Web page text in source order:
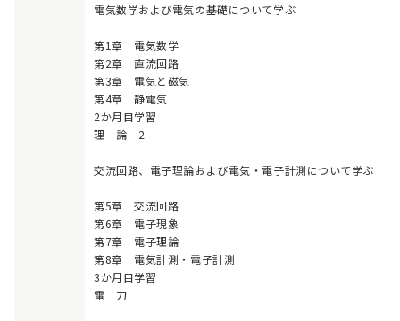
電気数学および電気の基礎について学ぶ
第1章 電気数学
第2章 直流回路
第3章 電気と磁気
第4章 静電気
2か月目学習
理 論 2
交流回路、電子理論および電気・電子計測について学ぶ
第5章 交流回路
第6章 電子現象
第7章 電子理論
第8章 電気計測・電子計測
3か月目学習
電 力